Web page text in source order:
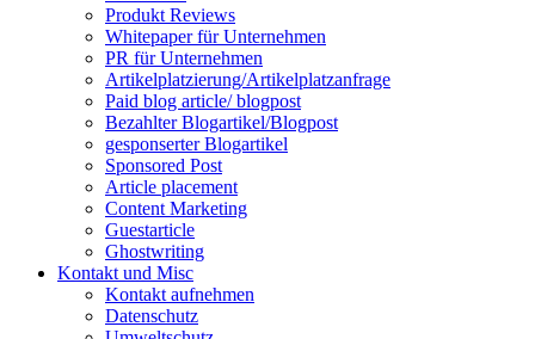
Produkt Reviews
Whitepaper für Unternehmen
PR für Unternehmen
Artikelplatzierung/Artikelplatzanfrage
Paid blog article/ blogpost
Bezahlter Blogartikel/Blogpost
gesponserter Blogartikel
Sponsored Post
Article placement
Content Marketing
Guestarticle
Ghostwriting
Kontakt und Misc
Kontakt aufnehmen
Datenschutz